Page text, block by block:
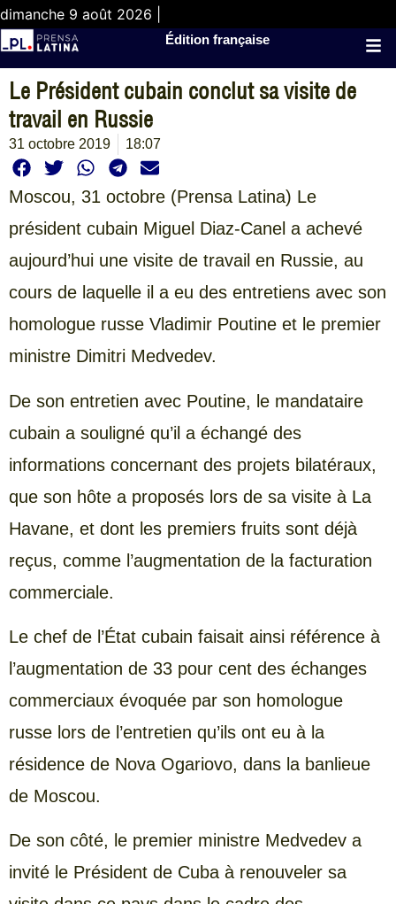
dimanche 9 août 2026 |
Édition française
Le Président cubain conclut sa visite de
travail en Russie
31 octobre 2019 18:07
Moscou, 31 octobre (Prensa Latina) Le
président cubain Miguel Diaz-Canel a achevé
aujourd’hui une visite de travail en Russie, au
cours de laquelle il a eu des entretiens avec son
homologue russe Vladimir Poutine et le premier
ministre Dimitri Medvedev.
De son entretien avec Poutine, le mandataire
cubain a souligné qu’il a échangé des
informations concernant des projets bilatéraux,
que son hôte a proposés lors de sa visite à La
Havane, et dont les premiers fruits sont déjà
reçus, comme l’augmentation de la facturation
commerciale.
Le chef de l’État cubain faisait ainsi référence à
l’augmentation de 33 pour cent des échanges
commerciaux évoquée par son homologue
russe lors de l’entretien qu’ils ont eu à la
résidence de Nova Ogariovo, dans la banlieue
de Moscou.
De son côté, le premier ministre Medvedev a
invité le Président de Cuba à renouveler sa